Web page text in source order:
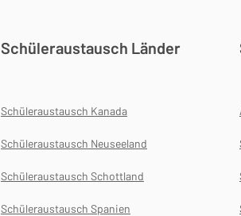
Schüleraustausch Länder
Schüleraustausch Kanada
Schüleraustausch Neuseeland
Schüleraustausch Schottland
Schüleraustausch Spanien